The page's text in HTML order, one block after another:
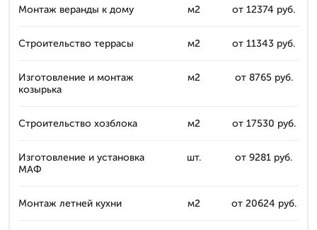
Монтаж веранды к дому м2 от 12374 руб.
Строительство террасы м2 от 11343 руб.
Изготовление и монтаж
козырька
м2 от 8765 руб.
Строительство хозблока м2 от 17530 руб.
Изготовление и установка
МАФ
шт. от 9281 руб.
Монтаж летней кухни м2 от 20624 руб.